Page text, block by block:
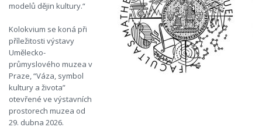
modelů dějin kultury.“
Kolokvium se koná při
příležitosti výstavy
Umělecko-
průmyslového muzea v
Praze, “Váza, symbol
kultury a života”
otevřené ve výstavních
prostorech muzea od
29. dubna 2026.